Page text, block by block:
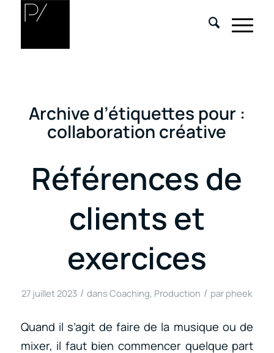
Archive d’étiquettes pour :
collaboration créative
Références de
clients et
exercices
27 juillet 2023 / dansCoaching, Production / par pheek
Quand il s’agit de faire de la musique ou de
mixer, il faut bien commencer quelque part